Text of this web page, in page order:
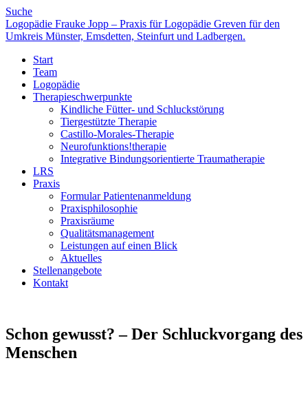
Suche
Logopädie Frauke Jopp – Praxis für Logopädie Greven für den
Umkreis Münster, Emsdetten, Steinfurt und Ladbergen.
Start
Team
Logopädie
Therapieschwerpunkte
Kindliche Fütter- und Schluckstörung
Tiergestützte Therapie
Castillo-Morales-Therapie
Neurofunktions!therapie
Integrative Bindungsorientierte Traumatherapie
LRS
Praxis
Formular Patientenanmeldung
Praxisphilosophie
Praxisräume
Qualitätsmanagement
Leistungen auf einen Blick
Aktuelles
Stellenangebote
Kontakt
Schon gewusst? – Der Schluckvorgang des
Menschen